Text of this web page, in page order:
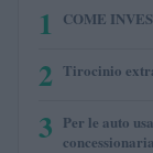
1 COME
2 Tirocinio
3 Per le auto